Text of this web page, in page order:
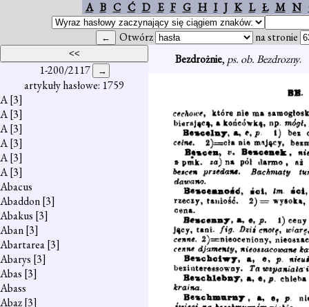
A B C Ć D E F G H I J K L Ł M N
Otwórz na stronie
1-200/2117
artykuły hasłowe: 1759
A[3]
A[3]
A[3]
A[3]
A[3]
A[3]
Abacus
Abaddon[3]
Abakus [3]
Aban[3]
Abartarea[3]
Abarys [3]
Abas [3]
Abass
Abaz[3]
Bezdrożnie, ps. ob. Bezdrozny.